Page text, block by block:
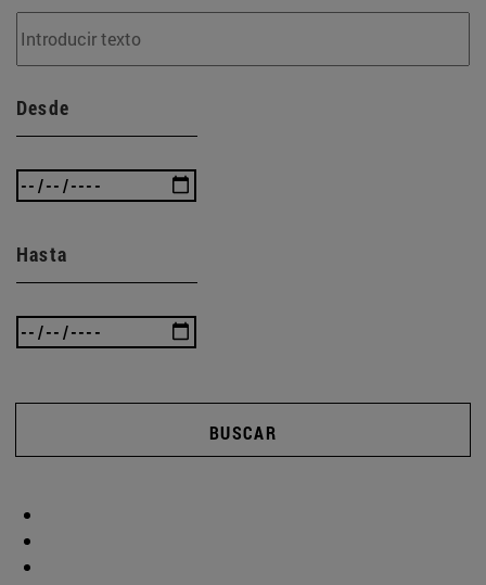
Desde
Hasta
BUSCAR